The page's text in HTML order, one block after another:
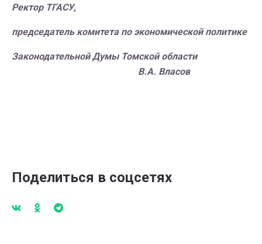
Ректор ТГАСУ,
председатель комитета по экономической политике
Законодательной Думы Томской области
В.А. Власов
Поделиться в соцсетях